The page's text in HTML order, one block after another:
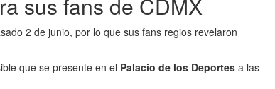
2 de junio, por lo que sus fans regios revelaron
que se presente en el Palacio de los Deportes a las